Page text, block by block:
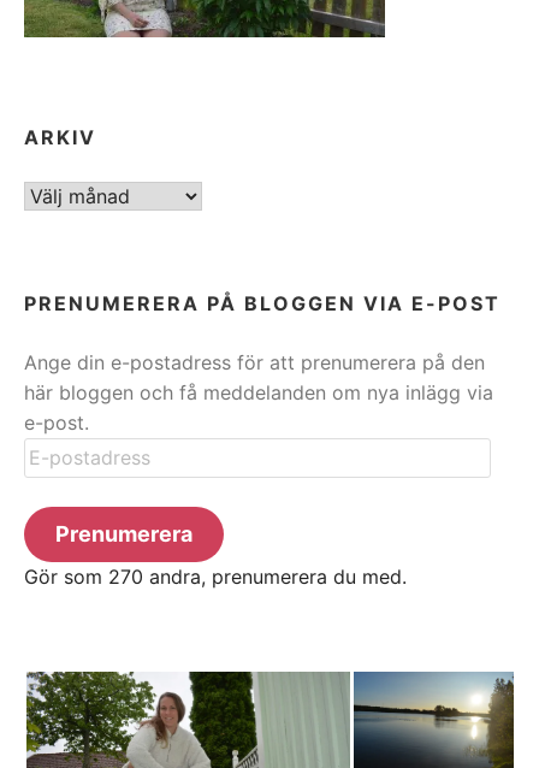
ARKIV
ARKIV
PRENUMERERA PÅ BLOGGEN VIA E-POST
Ange din e-postadress för att prenumerera på den
här bloggen och få meddelanden om nya inlägg via
e-post.
E-
postadress
Prenumerera
Gör som 270 andra, prenumerera du med.